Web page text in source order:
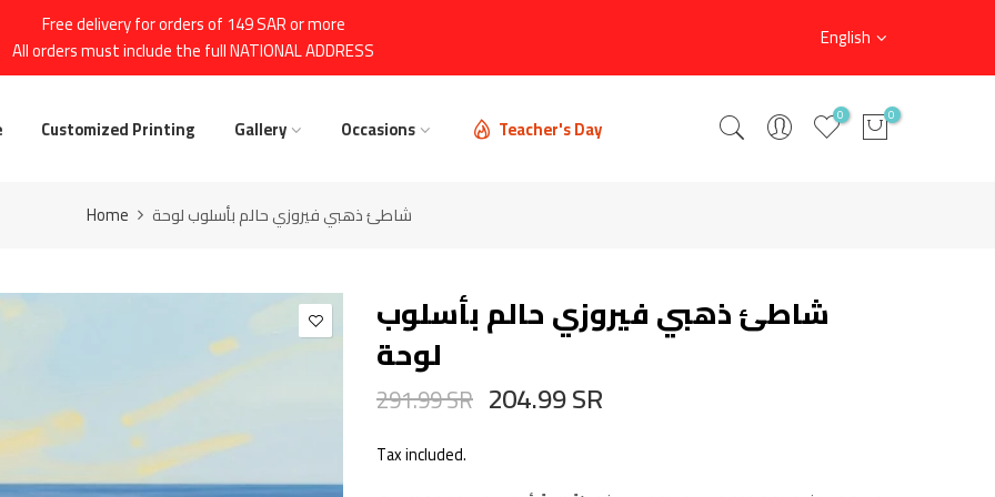
Free delivery for orders of 149 SAR or more
All orders must include the full NATIONAL ADDRESS
English
Customized Printing Gallery Occasions Teacher's Day 0 0
Home شاطئ ذهبي فيروزي حالم بأسلوب لوحة
شاطئ ذهبي فيروزي حالم بأسلوب
لوحة
291.99 SR 204.99 SR
Tax included.